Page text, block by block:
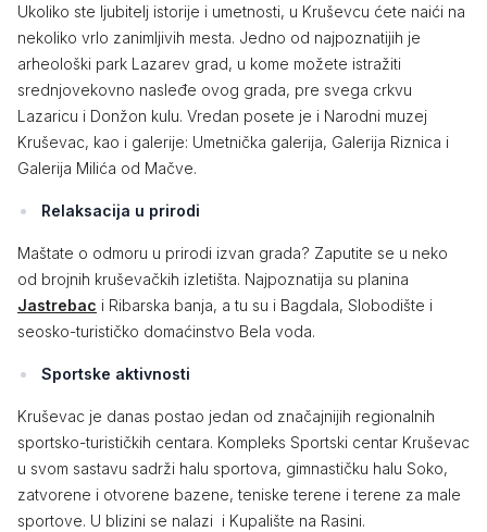
Ukoliko ste ljubitelj istorije i umetnosti, u Kruševcu ćete naići na
nekoliko vrlo zanimljivih mesta. Jedno od najpoznatijih je
arheološki park Lazarev grad, u kome možete istražiti
srednjovekovno nasleđe ovog grada, pre svega crkvu
Lazaricu i Donžon kulu. Vredan posete je i Narodni muzej
Kruševac, kao i galerije: Umetnička galerija, Galerija Riznica i
Galerija Milića od Mačve.
Relaksacija u prirodi
Maštate o odmoru u prirodi izvan grada? Zaputite se u neko
od brojnih kruševačkih izletišta. Najpoznatija su planina
Jastrebac i Ribarska banja, a tu su i Bagdala, Slobodište i
seosko-turističko domaćinstvo Bela voda.
Sportske aktivnosti
Kruševac je danas postao jedan od značajnijih regionalnih
sportsko-turističkih centara. Kompleks Sportski centar Kruševac
u svom sastavu sadrži halu sportova, gimnastičku halu Soko,
zatvorene i otvorene bazene, teniske terene i terene za male
sportove. U blizini se nalazi i Kupalište na Rasini.